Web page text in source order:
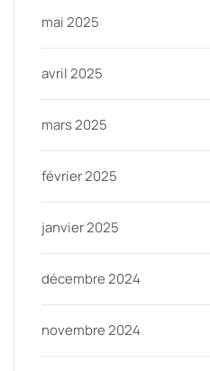
mai 2025
avril 2025
mars 2025
février 2025
janvier 2025
décembre 2024
novembre 2024